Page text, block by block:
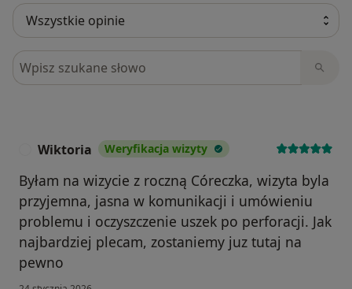
Szukaj w opiniach
Wiktoria Weryfikacja wizyty
Byłam na wizycie z roczną Córeczka, wizyta byla
przyjemna, jasna w komunikacji i umówieniu
problemu i oczyszczenie uszek po perforacji. Jak
najbardziej plecam, zostaniemy juz tutaj na
pewno